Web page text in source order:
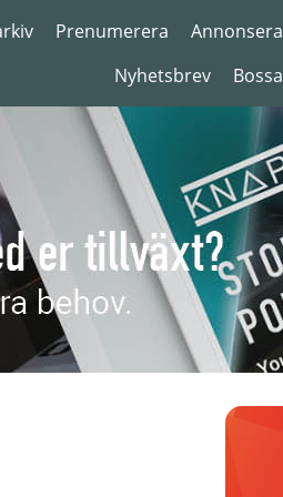
Prenumerera Annonsera
Nyhetsbrev
Bossa